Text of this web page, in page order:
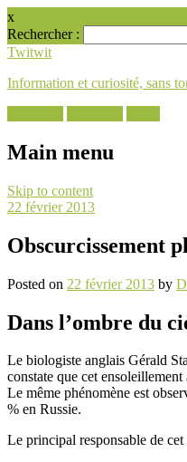
x
Rechercher :
Twitwit
Information et curiosité, sans
Main menu
Skip to content
22 février 2013
Obscurcissement
Posted on 22 février 2013 by
Dans l’ombre du
Le biologiste anglais Gérald
constate que cet
Le même phénomène est
% en Russie.
Le principal responsable de cet